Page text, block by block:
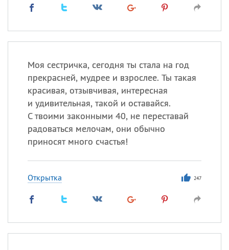
Моя сестричка, сегодня ты стала на год
прекрасней, мудрее и взрослее. Ты такая
красивая, отзывчивая, интересная
и удивительная, такой и оставайся.
С твоими законными 40, не переставай
радоваться мелочам, они обычно
приносят много счастья!
Открытка 247